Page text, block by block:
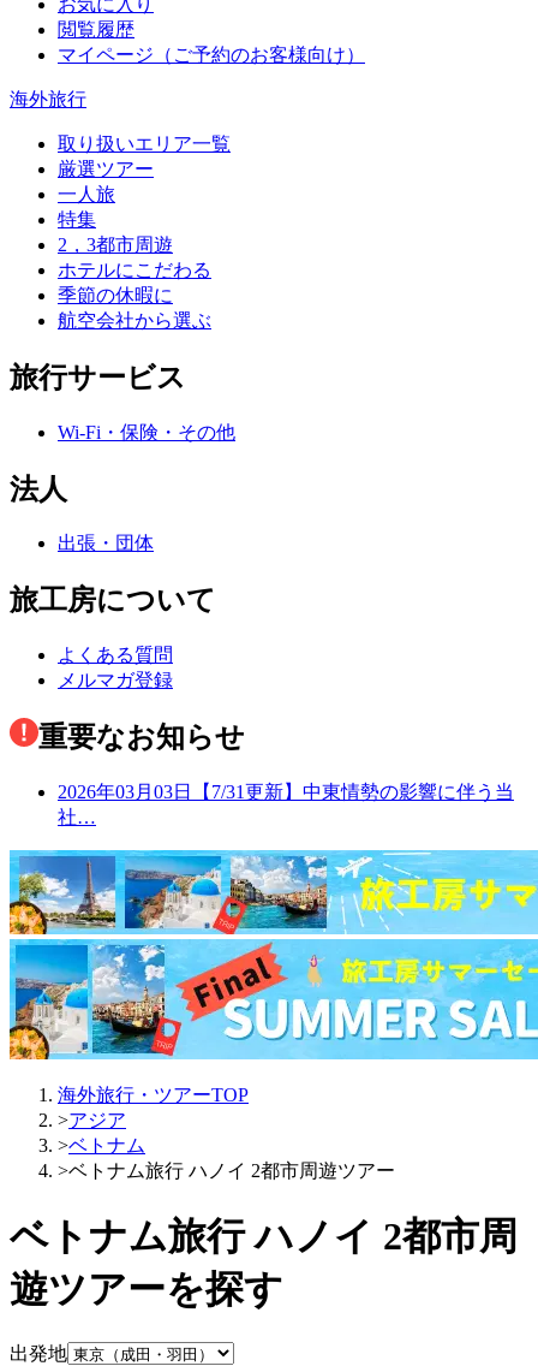
閲覧履歴
マイページ （ご予約のお客様向け）
海外旅行
取り扱いエリア一覧
厳選ツアー
一人旅
特集
2，3都市周遊
ホテルにこだわる
季節の休暇に
航空会社から選ぶ
旅行サービス
Wi-Fi・保険・その他
法人
出張・団体
旅工房について
よくある質問
メルマガ登録
重要なお知らせ
2026年03月03日
【7/31更新】中東情勢の影響に伴う当
社…
海外旅行・ツアーTOP
>アジア
>ベトナム
>ベトナム旅行 ハノイ 2都市周遊ツアー
ベトナム旅行 ハノイ 2都市周
遊ツアーを探す
出発地